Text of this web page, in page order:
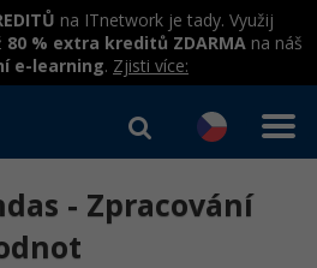
na ITnetwork je tady. Využij
80 % extra kreditů ZDARMAna náš
e-learning. Zjisti více:
kurzy
- Zpracování